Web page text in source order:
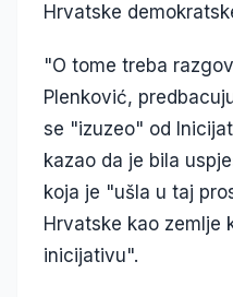
Hrvatske
"O tome treba
Plenković,
se "izuzeo" od
kazao da je bila
koja je "ušla u taj
Hrvatske kao zemlje
inicijativu".